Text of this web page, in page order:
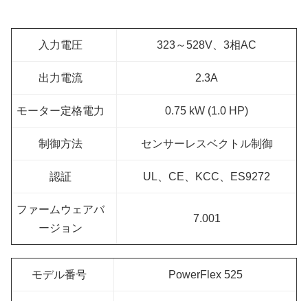
入力電圧 323～528V、3相AC
出力電流 2.3A
モーター定格電力 0.75 kW (1.0 HP)
制御方法 センサーレスベクトル制御
認証 UL、CE、KCC、ES9272
ファームウェアバ
ージョン
7.001
モデル番号 PowerFlex 525